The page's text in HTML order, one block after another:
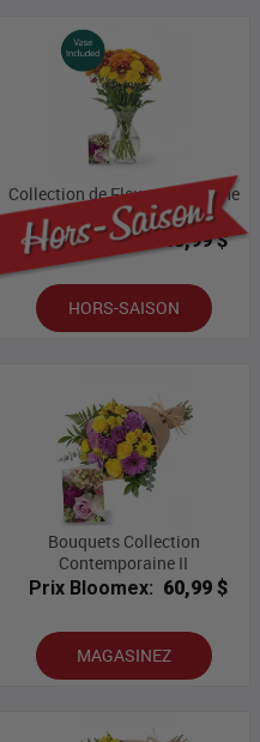
Collection de Fleurs d'Automne
lll
Prix Bloomex:
43,99 $
HORS-SAISON
Bouquets Collection
Contemporaine II
Prix Bloomex: 60,99 $
MAGASINEZ